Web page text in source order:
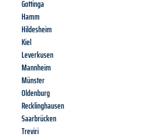
Gottinga
Hamm
Hildesheim
Kiel
Leverkusen
Mannheim
Münster
Oldenburg
Recklinghausen
Saarbrücken
Treviri